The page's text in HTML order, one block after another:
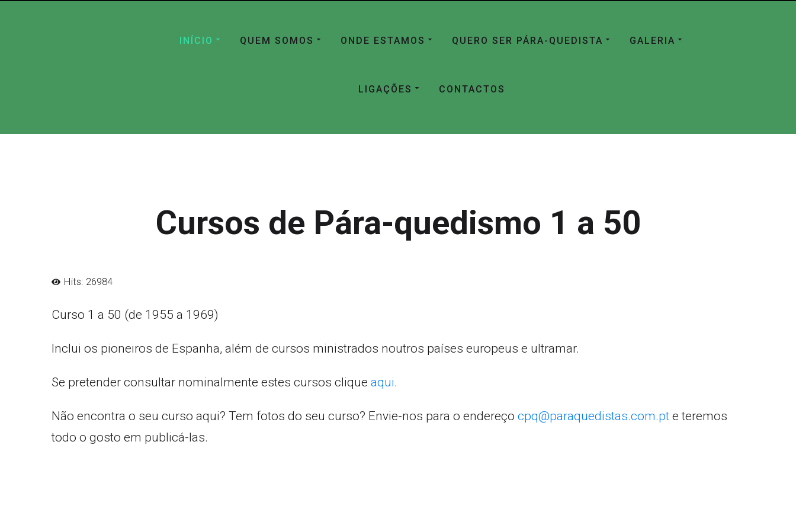
INÍCIO QUEM SOMOS ONDE ESTAMOS QUERO SER PÁRA-QUEDISTA GALERIA
LIGAÇÕES CONTACTOS
Cursos de Pára-quedismo 1 a 50
Hits: 26984
Curso 1 a 50 (de 1955 a 1969)
Inclui os pioneiros de Espanha, além de cursos ministrados noutros países europeus e ultramar.
Se pretender consultar nominalmente estes cursos clique aqui.
Não encontra o seu curso aqui? Tem fotos do seu curso? Envie-nos para o endereço cpq@paraquedistas.com.pt e teremos
todo o gosto em publicá-las.